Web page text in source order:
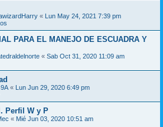
« Lun May 24, 2021 7:39 pm
PARA EL MANEJO DE ESCUADRA Y
« Sab Oct 31, 2020 11:09 am
« Lun Jun 29, 2020 6:49 pm
Perfil W y P
« Mié Jun 03, 2020 10:51 am